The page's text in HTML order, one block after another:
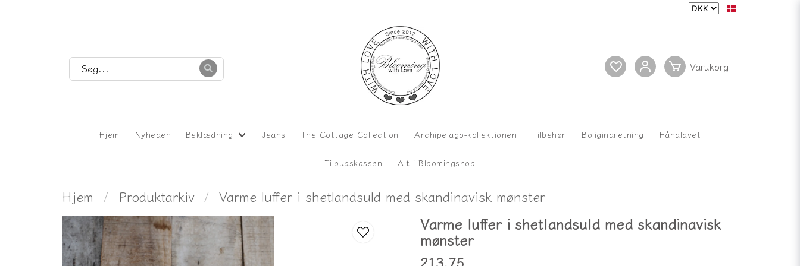
Hjem Nyheder Beklædning Jeans The Cottage Collection Archipelago-kollektionen Tilbehør Boligindretning Håndlavet
Tilbudskassen Alt i Bloomingshop
Hjem Produktarkiv Varme luffer i shetlandsuld med skandinavisk mønster
Varme luffer i shetlandsuld med skandinavisk
mønster
213,75